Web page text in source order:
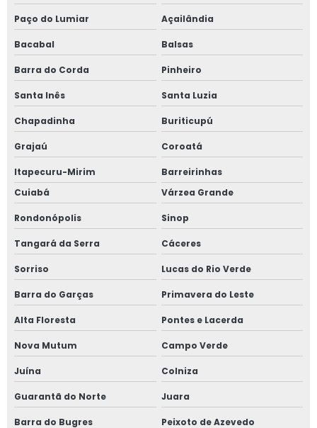
Paço do Lumiar Açailândia
Bacabal Balsas
Barra do Corda Pinheiro
Santa Inês Santa Luzia
Chapadinha Buriticupú
Grajaú Coroatá
Itapecuru-Mirim
Barreirinhas
Cuiabá
Várzea Grande
Rondonópolis Sinop
Tangará da Serra Cáceres
Sorriso Lucas do Rio Verde
Barra do Garças Primavera do Leste
Alta Floresta Pontes e Lacerda
Nova Mutum Campo Verde
Juína Colniza
Guarantã do Norte Juara
Barra do Bugres Peixoto de Azevedo